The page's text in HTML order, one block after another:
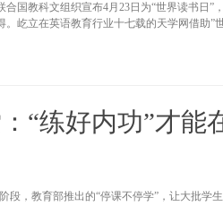
合国教科文组织宣布4月23日为“世界读书日
。屹立在英语教育行业十七载的天学网借助”
“练好内功”才能
段，教育部推出的“停课不停学”，让大批学